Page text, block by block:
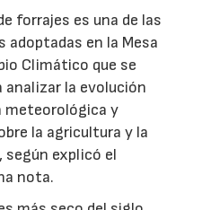
forrajes es una de las
adoptadas en la Mesa
Climático que se
analizar la evolución
meteorológica y
la agricultura y la
según explicó el
nota.